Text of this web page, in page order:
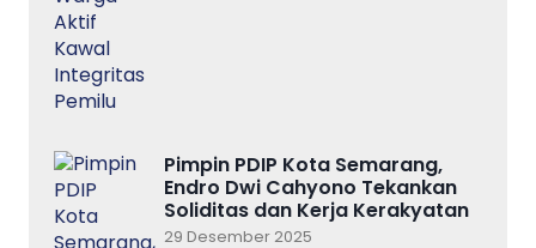
Pimpin PDIP Kota Semarang,
Endro Dwi Cahyono Tekankan
Soliditas dan Kerja Kerakyatan
29 Desember 2025